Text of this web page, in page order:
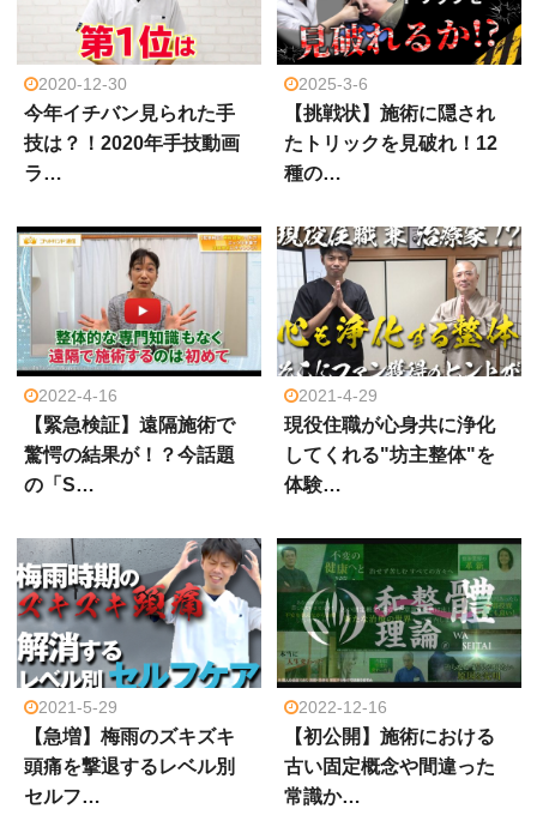
2020-12-30
今年イチバン見られた手
技は？！2020年手技動画
ラ…
2025-3-6
【挑戦状】施術に隠され
たトリックを見破れ！12
種の…
2022-4-16
【緊急検証】遠隔施術で
驚愕の結果が！？今話題
の「S…
2021-4-29
現役住職が心身共に浄化
してくれる"坊主整体"を
体験…
2021-5-29
【急増】梅雨のズキズキ
頭痛を撃退するレベル別
セルフ…
2022-12-16
【初公開】施術における
古い固定概念や間違った
常識か…